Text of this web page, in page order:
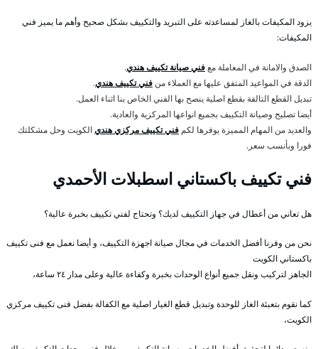
يزود المكيفات بالغاز لمساعدته على التبريد والتكييف بشكل صحيح وأهم ما يميز فني
المكيفات:
الصدق والامانة في المعاملة معفني صيانة تكييف هندي.
الدقة في المواعيد المتفق عليها مع العملاء من فني تكييف هندي.
تبديل القطع التالفة بقطع اصلية ينصح بها الفني الخاص بنا اثناء العمل.
أيضا تصليح وصيانة التكييف بجميع انواعها المركزية والعادية.
والعديد من المهام المميزة يوفرها لكم فني تكييف مركزي هنديالكويت وحل مشكلتك
فورا وبأنسب سعر.
فني تكييف باكستاني اسطبلات الأحمدي
هل تعاني من أعطال في جهاز التكييف لديك؟ وتحتاج لفني تكييف بخبرة عالية؟
نحن من وفرنا أفضل الخدمات في مجال صيانة اجهزة التكييف، و أيضا نعمل مع فنى تكييف
باكستاني الكويت
الجاهز لتركيب ونقل جميع أنواع الوحدات بخبرة وكفاءة عالية وعلى مدار ٢٤ ساعة،
كما نقوم بتعبئة الغاز للوحدة وتبديل قطع الغيار اصلية مع الكفالة بفضل فنى تكييف مركزي
الكويت،